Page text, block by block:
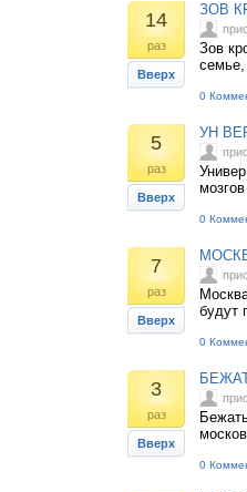
14
раз
Вверх
ЗОВ
Зов
семье,
0
5
раз
Вверх
УН
0
7
раз
Вверх
будут
0
3
раз
Вверх
0